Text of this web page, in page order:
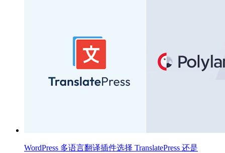
WordPress 多语言翻译插件选择 TranslatePress 还是